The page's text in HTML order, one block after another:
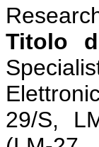
Titolo
29/S,